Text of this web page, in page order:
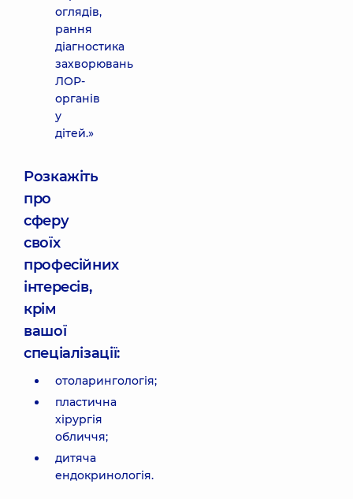
оглядів,
рання
діагностика
захворювань
ЛОР-
органів
у
дітей.»
Розкажіть
про
сферу
своїх
професійних
інтересів,
крім
вашої
спеціалізації:
отоларингологія;
пластична
хірургія
обличчя;
дитяча
ендокринологія.